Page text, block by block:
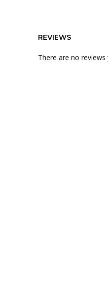
REVIEWS
There are no reviews